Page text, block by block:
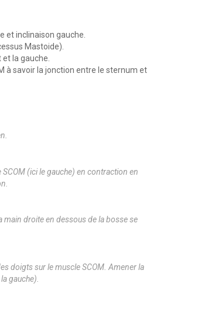
et inclinaison gauche.
Mastoide).
la gauche.
à savoir la jonction entre le sternum et
(ici le gauche) en contraction en
droite en dessous de la bosse se
doigts sur le muscle SCOM. Amener la
gauche).